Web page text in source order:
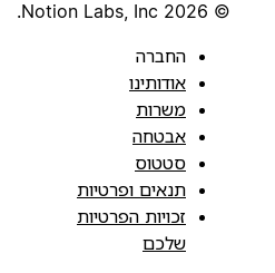
החברה
אודותינו
משרות
אבטחה
סטטוס
תנאים ופרטיות
זכויות הפרטיות
שלכם